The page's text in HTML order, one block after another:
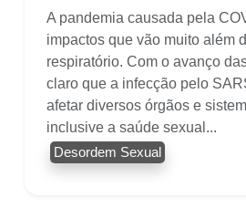
A pandemia causada pela
impactos que vão muito além
respiratório. Com o avanço
claro que a infecção pelo
afetar diversos órgãos e
inclusive a saúde sexual...
Desordem Sexual